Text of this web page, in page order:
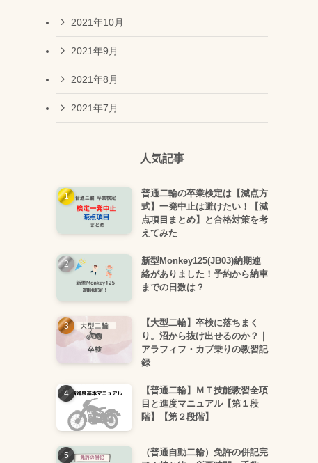
2021年10月
2021年9月
2021年8月
2021年7月
人気記事
普通二輪の卒業検定は【減点方
式】一発中止は避けたい！【減
点項目まとめ】と合格対策を考
えてみた
新型Monkey125(JB03)納期連
絡がありました！予約から納車
までの日数は？
【大型二輪】卒検に落ちまく
り。沼から抜け出せるのか？｜
アラフィフ・カブ乗りの教習記
録
【普通二輪】ＭＴ技能教習全項
目と進度マニュアル【第１段
階】【第２段階】
（普通自動二輪）免許の併記完